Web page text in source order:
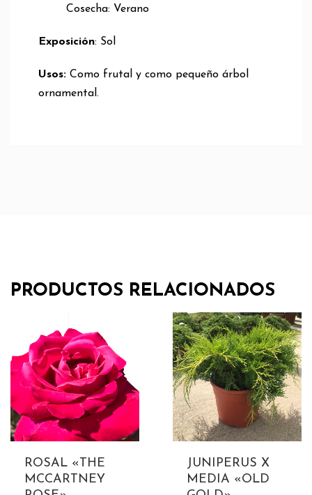
Cosecha: Verano
Exposición: Sol
Usos: Como frutal y como pequeño árbol
ornamental.
PRODUCTOS RELACIONADOS
ROSAL «THE
MCCARTNEY
JUNIPERUS X
MEDIA «OLD